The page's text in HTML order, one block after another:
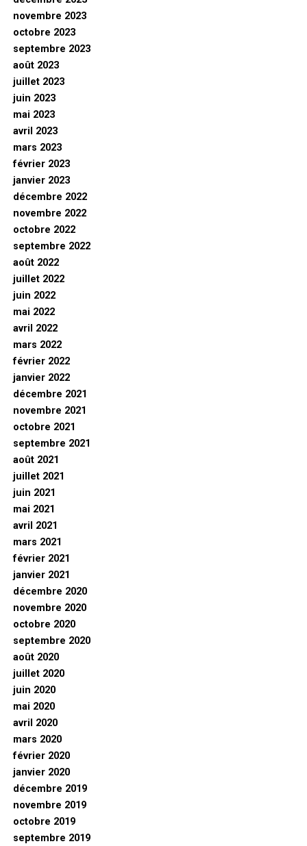
novembre 2023
octobre 2023
septembre 2023
août 2023
juillet 2023
juin 2023
mai 2023
avril 2023
mars 2023
février 2023
janvier 2023
décembre 2022
novembre 2022
octobre 2022
septembre 2022
août 2022
juillet 2022
juin 2022
mai 2022
avril 2022
mars 2022
février 2022
janvier 2022
décembre 2021
novembre 2021
octobre 2021
septembre 2021
août 2021
juillet 2021
juin 2021
mai 2021
avril 2021
mars 2021
février 2021
janvier 2021
décembre 2020
novembre 2020
octobre 2020
septembre 2020
août 2020
juillet 2020
juin 2020
mai 2020
avril 2020
mars 2020
février 2020
janvier 2020
décembre 2019
novembre 2019
octobre 2019
septembre 2019